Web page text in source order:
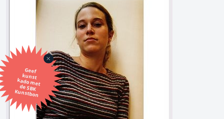
Geef
kunst
kado met
de SBK
Kunstbon